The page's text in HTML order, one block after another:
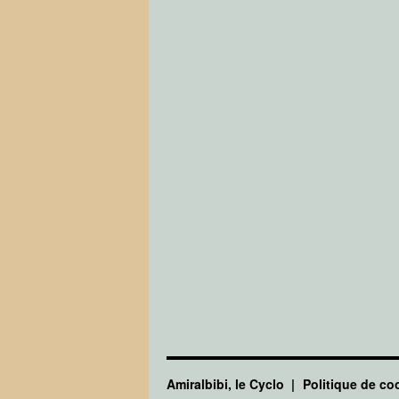
Amiralbibi, le Cyclo Politique de